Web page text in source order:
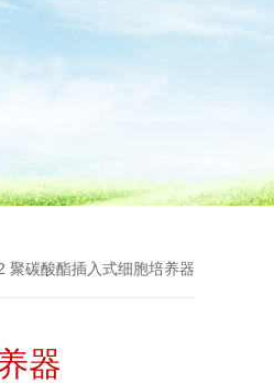
聚碳酸酯插入式细胞培养器
器